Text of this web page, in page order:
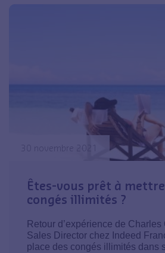
30 novembre 2021
Êtes-vous prêt à
congés illimités ?
Retour d’expérience de
Sales Director chez Indeed
place des congés illimités dans